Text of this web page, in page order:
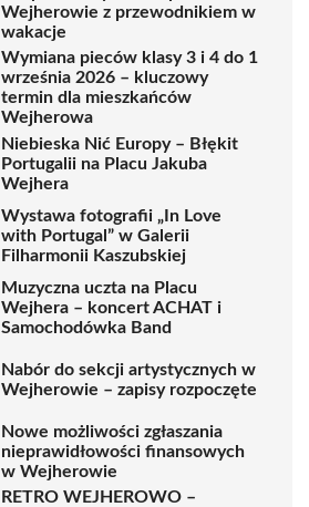
Wejherowie z przewodnikiem w
wakacje
Wymiana pieców klasy 3 i 4 do 1
września 2026 – kluczowy
termin dla mieszkańców
Wejherowa
Niebieska Nić Europy – Błękit
Portugalii na Placu Jakuba
Wejhera
Wystawa fotografii „In Love
with Portugal” w Galerii
Filharmonii Kaszubskiej
Muzyczna uczta na Placu
Wejhera – koncert ACHAT i
Samochodówka Band
Nabór do sekcji artystycznych w
Wejherowie – zapisy rozpoczęte
Nowe możliwości zgłaszania
nieprawidłowości finansowych
w Wejherowie
RETRO WEJHEROWO –